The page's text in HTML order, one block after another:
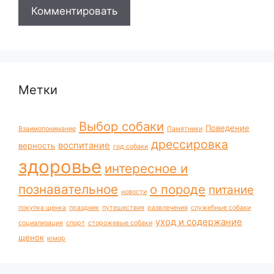
Метки
Взаимопонимание Выбор собаки Памятники Поведение
верность воспитание год собаки дрессировка
здоровье интересное и
познавательное новости о породе питание
покупка щенка праздник путешествия развлечения служебные собаки
социализация спорт сторожевые собаки уход и содержание
щенок юмор